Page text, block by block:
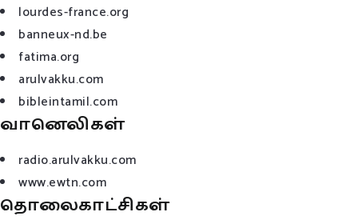
lourdes-france.org
banneux-nd.be
fatima.org
arulvakku.com
bibleintamil.com
வானெலிகள்
radio.arulvakku.com
www.ewtn.com
தொலைகாட்சிகள்